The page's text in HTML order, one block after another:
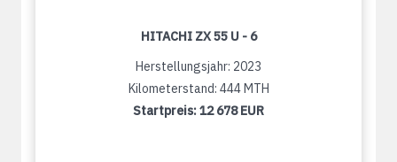
HITACHI ZX 55 U - 6
Herstellungsjahr: 2023
Kilometerstand: 444 MTH
Startpreis:12 678 EUR